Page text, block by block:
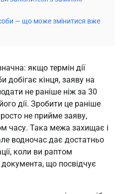
— що може змінитися вже
якщо термін дії
добігає кінця, заяву на
не раніше ніж за 30
дії. Зробити це раніше
не прийме заяву,
часу. Така межа захищає і
водночас дає достатньо
коли ви раптом
що посвідчує